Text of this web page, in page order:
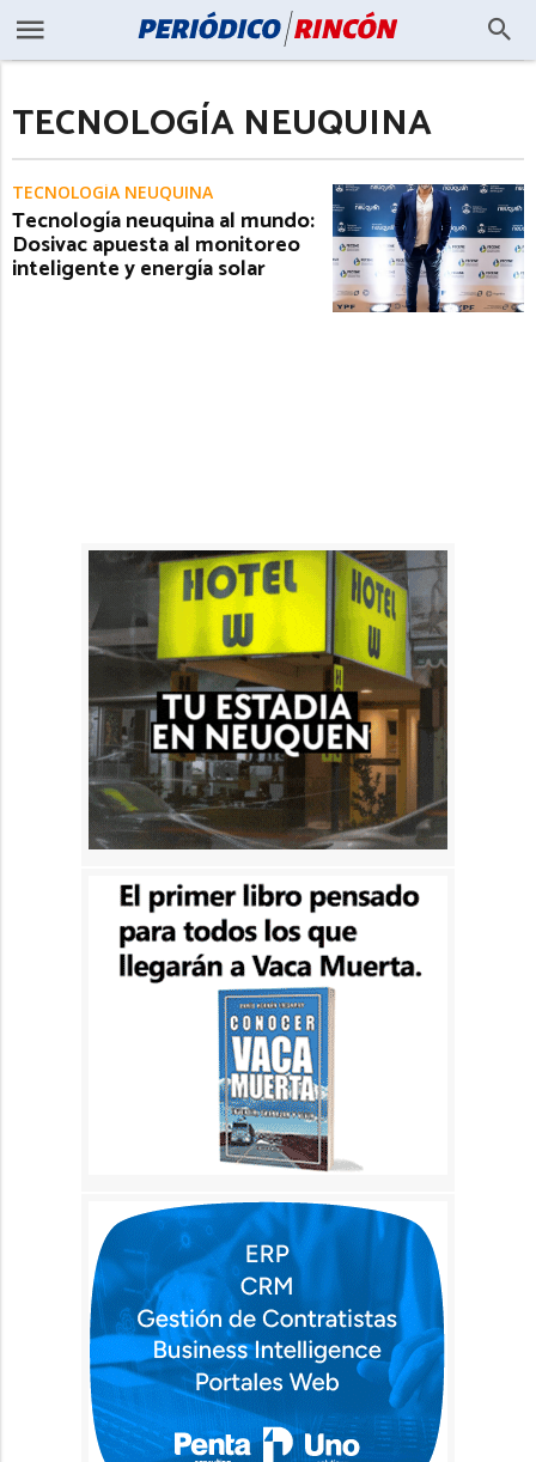
TECNOLOGÍA NEUQUINA
TECNOLOGÍA NEUQUINA
Tecnología neuquina al mundo:
Dosivac apuesta al monitoreo
inteligente y energía solar